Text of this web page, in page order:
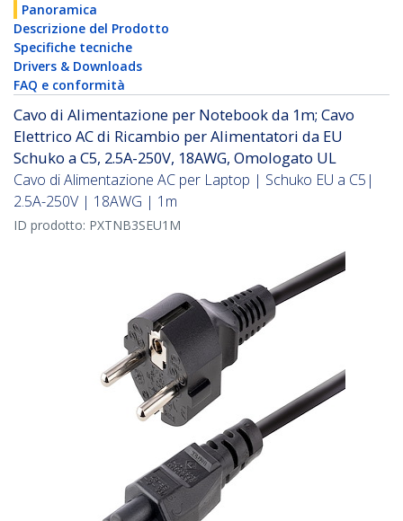
Panoramica
Descrizione del Prodotto
Specifiche tecniche
Drivers & Downloads
FAQ e conformità
Cavo di Alimentazione per Notebook da 1m; Cavo
Elettrico AC di Ricambio per Alimentatori da EU
Schuko a C5, 2.5A-250V, 18AWG, Omologato UL
Cavo di Alimentazione AC per Laptop | Schuko EU a C5|
2.5A-250V | 18AWG | 1m
ID prodotto: PXTNB3SEU1M